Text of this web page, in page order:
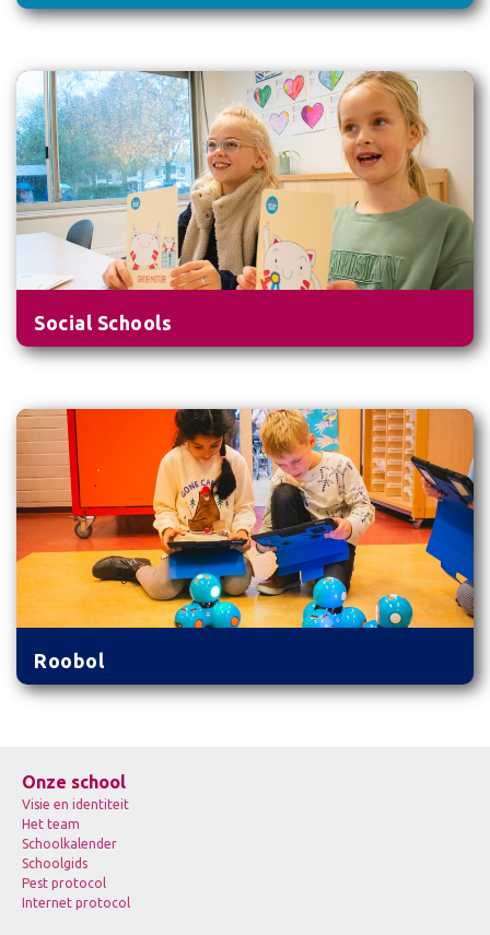
Social Schools
Roobol
Onze school
Visie en identiteit
Het team
Schoolkalender
Schoolgids
Pest protocol
Internet protocol